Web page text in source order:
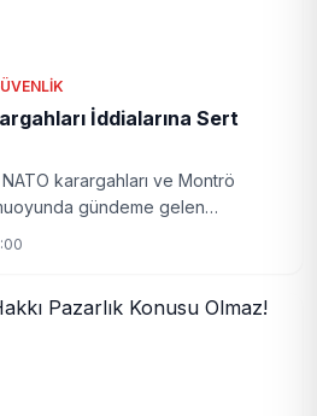
İddialarına Sert
NATO karargahları ve Montrö
gündeme gelen